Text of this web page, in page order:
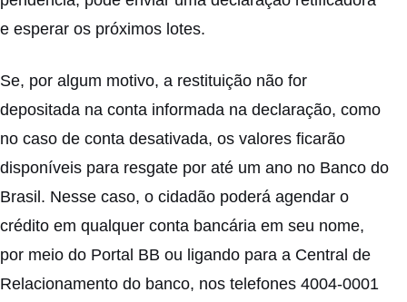
e esperar os próximos lotes.
Se, por algum motivo, a restituição não for
depositada na conta informada na declaração, como
no caso de conta desativada, os valores ficarão
disponíveis para resgate por até um ano no Banco do
Brasil. Nesse caso, o cidadão poderá agendar o
crédito em qualquer conta bancária em seu nome,
por meio do Portal BB ou ligando para a Central de
Relacionamento do banco, nos telefones 4004-0001